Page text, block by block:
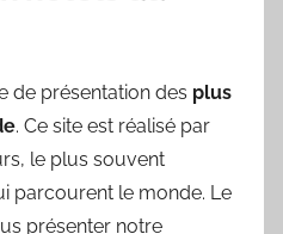
de présentation des plus
. Ce site est réalisé par
le plus souvent
parcourent le monde. Le
présenter notre